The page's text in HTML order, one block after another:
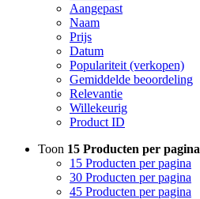
Aangepast
Naam
Prijs
Datum
Populariteit (verkopen)
Gemiddelde beoordeling
Relevantie
Willekeurig
Product ID
Toon 15 Producten per pagina
15 Producten per pagina
30 Producten per pagina
45 Producten per pagina